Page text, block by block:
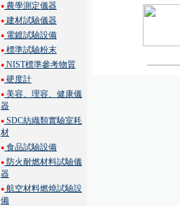
● 農學測定儀器
● 建材試驗儀器
● 電鍍試驗設備
● 標準試驗粉末
● NIST標準參考物質
● 硬度計
● 美容、理容、健康儀
器
● SDC紡織類實驗室耗
材
● 食品試驗設備
● 防火耐燃材料試驗儀
器
● 航空材料燃燒試驗設
備